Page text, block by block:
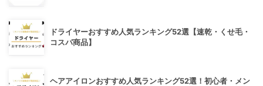
ドライヤーおすすめ人気ランキング52選【速乾・くせ毛・
コスパ商品】
ヘアアイロンおすすめ人気ランキング52選！初心者・メン